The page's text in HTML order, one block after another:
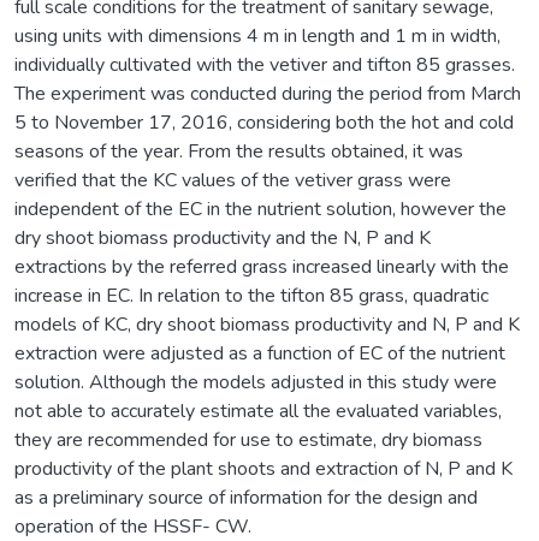
full scale conditions for the treatment of sanitary sewage,
using units with dimensions 4 m in length and 1 m in width,
individually cultivated with the vetiver and tifton 85 grasses.
The experiment was conducted during the period from March
5 to November 17, 2016, considering both the hot and cold
seasons of the year. From the results obtained, it was
verified that the KC values of the vetiver grass were
independent of the EC in the nutrient solution, however the
dry shoot biomass productivity and the N, P and K
extractions by the referred grass increased linearly with the
increase in EC. In relation to the tifton 85 grass, quadratic
models of KC, dry shoot biomass productivity and N, P and K
extraction were adjusted as a function of EC of the nutrient
solution. Although the models adjusted in this study were
not able to accurately estimate all the evaluated variables,
they are recommended for use to estimate, dry biomass
productivity of the plant shoots and extraction of N, P and K
as a preliminary source of information for the design and
operation of the HSSF- CW.